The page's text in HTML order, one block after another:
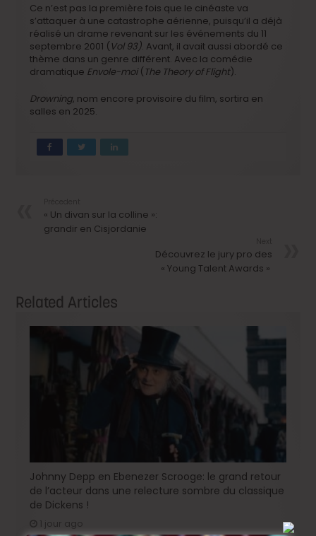
Ce n’est pas la première fois que le cinéaste va
s’attaquer à une catastrophe aérienne, puisqu’il a déjà
réalisé un drame revenant sur les événements du 11
septembre 2001 (Vol 93). Avant, il avait aussi abordé ce
thème dans un genre différent. Avec la comédie
dramatique Envole-moi(The Theory of Flight).
Drowning, nom encore provisoire du film, sortira en
salles en 2025.
« Un divan sur la colline »:
grandir en Cisjordanie
Découvrez le jury pro des
« Young Talent Awards »
Related Articles
Johnny Depp en Ebenezer Scrooge: le grand retour
de l’acteur dans une relecture sombre du classique
de Dickens !
1 jour ago